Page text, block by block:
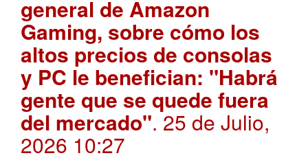
general de Amazon
Gaming, sobre cómo los
altos precios de consolas
y PC le benefician: "Habrá
gente que se quede fuera
del mercado". 25 de Julio,
2026 10:27